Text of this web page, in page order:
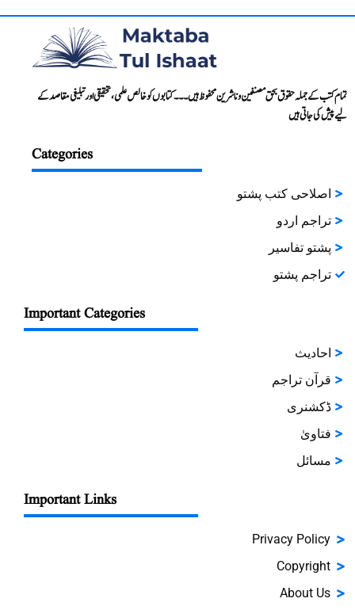
تمام کتب کے جملہ حقوق بحق مصنفین و ناشرین محفوظ ہیں۔۔۔ کتابوں کو خالص علمی، تحقیقی اور تبلیغی مقاصد کے
لیے پیش کی جاتی ہیں
Categories
اصلاحی کتب پشتو
تراجم اردو
پشتو تفاسیر
تراجم پشتو
Important Categories
احادیث
قرآن تراجم
ڈکشنری
فتاویٰ
مسائل
Important Links
Privacy Policy
Copyright
About Us